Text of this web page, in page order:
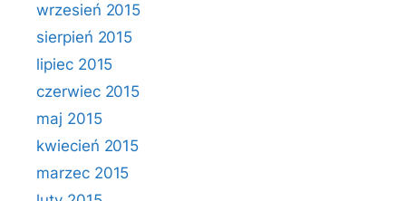
wrzesień 2015
sierpień 2015
lipiec 2015
czerwiec 2015
maj 2015
kwiecień 2015
marzec 2015